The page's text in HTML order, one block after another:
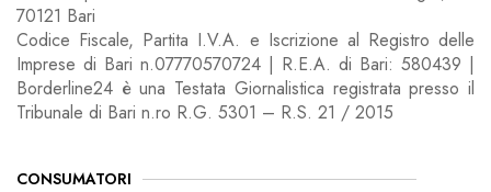
70121 Bari
Codice Fiscale, Partita I.V.A. e Iscrizione al Registro delle
Imprese di Bari n.07770570724 | R.E.A. di Bari: 580439 |
Borderline24 è una Testata Giornalistica registrata presso il
Tribunale di Bari n.ro R.G. 5301 – R.S. 21 / 2015
CONSUMATORI